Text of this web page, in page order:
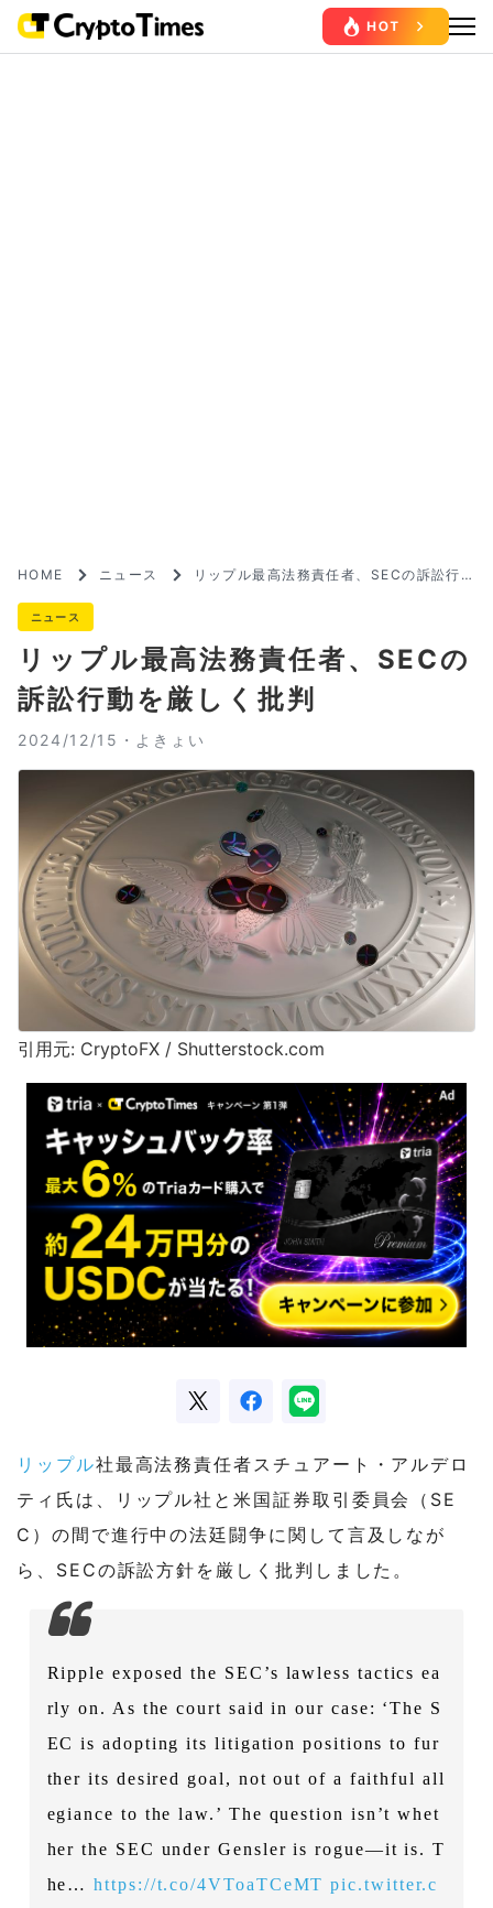
HOME ニュース
リップル最高法務責任者、SECの訴訟行
ニュース
リップル最高法務責任者、SECの
訴訟行動を厳しく批判
2024/12/15・ よきょい
引用元: CryptoFX / Shutterstock.com
リップル社最高法務責任者スチュアート・アルデロ
ティ氏は、リップル社と米国証券取引委員会（SE
C）の間で進行中の法廷闘争に関して言及しなが
ら、SECの訴訟方針を厳しく批判しました。
Ripple exposed the SEC’s lawless tactics ea
rly on. As the court said in our case: ‘The S
EC is adopting its litigation positions to fur
ther its desired goal, not out of a faithful all
egiance to the law.’ The question isn’t whet
her the SEC under Gensler is rogue—it is. T
he…https://t.co/4VToaTCeMT pic.twitter.c